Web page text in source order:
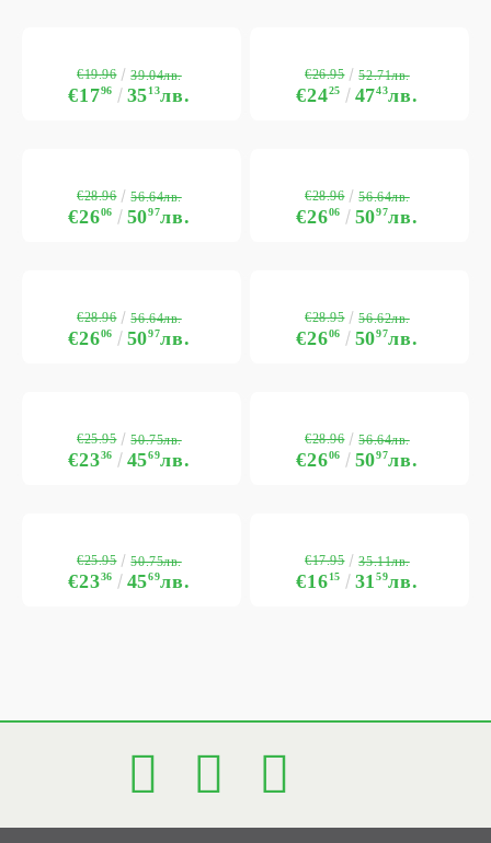
€1796 3513лв.
€19.96 39.04лв.
€2425 4743лв.
€26.95 52.71лв.
€2606 5097лв.
€28.96 56.64лв.
€2606 5097лв.
€28.96 56.64лв.
€2606 5097лв.
€28.96 56.64лв.
€2606 5097лв.
€28.95 56.62лв.
€2336 4569лв.
€25.95 50.75лв.
€2606 5097лв.
€28.96 56.64лв.
€2336 4569лв.
€25.95 50.75лв.
€1615 3159лв.
€17.95 35.11лв.